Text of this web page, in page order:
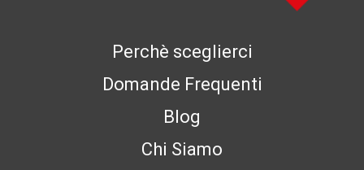
Perchè sceglierci
Domande Frequenti
Blog
Chi Siamo